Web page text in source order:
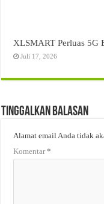
XLSMART Perluas 5G
Juli 17, 2026
Tinggalkan Balasan
Alamat email Anda tidak
Komentar*